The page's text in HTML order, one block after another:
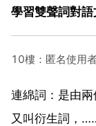
學習雙聲詞對
10樓：匿名使用
連綿詞：是由兩
又叫衍生詞，